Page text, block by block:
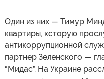
Один из них — Тимур
квартиры, которую
антикоррупционной
партнер Зеленского —
“Мидас”. На Украине